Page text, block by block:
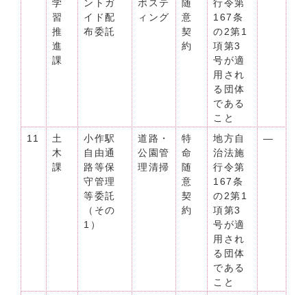
学
習
推
進
課
ントガ
イド配
布委託
ポステ
ィング
随
意
契
約
行令第
167条
の2第1
項第3
号が適
用され
る団体
である
こと
11
土
木
課
小作駅
自由通
路等保
守管理
等委託
（その
1）
道路・
公園管
理清掃
特
命
随
意
契
約
地方自
治法施
行令第
167条
の2第1
項第3
号が適
用され
る団体
である
こと
―